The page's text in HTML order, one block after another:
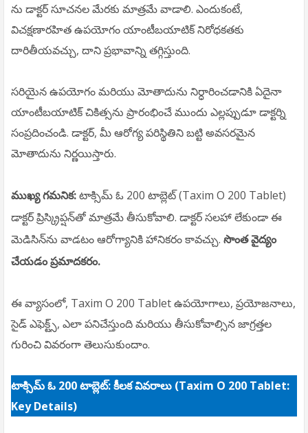
ను డాక్టర్ సూచనల మేరకు మాత్రమే వాడాలి. ఎందుకంటే,
విచక్షణారహిత ఉపయోగం యాంటీబయాటిక్ నిరోధకతకు
దారితీయవచ్చు, దాని ప్రభావాన్ని తగ్గిస్తుంది.
సరియైన ఉపయోగం మరియు మోతాదును నిర్ధారించడానికి ఏదైనా
యాంటీబయాటిక్ చికిత్సను ప్రారంభించే ముందు ఎల్లప్పుడూ డాక్టర్ని
సంప్రదించండి. డాక్టర్, మీ ఆరోగ్య పరిస్థితిని బట్టి అవసరమైన
మోతాదును నిర్ణయిస్తారు.
ముఖ్య గమనిక:టాక్సిమ్ ఓ 200 టాబ్లెట్ (Taxim O 200 Tablet)
డాక్టర్ ప్రిస్క్రిప్షన్‌తో మాత్రమే తీసుకోవాలి. డాక్టర్ సలహా లేకుండా ఈ
మెడిసిన్‌ను వాడటం ఆరోగ్యానికి హానికరం కావచ్చు. సొంత వైద్యం
చేయడం ప్రమాదకరం.
ఈ వ్యాసంలో, Taxim O 200 Tablet ఉపయోగాలు, ప్రయోజనాలు,
సైడ్ ఎఫెక్ట్స్, ఎలా పనిచేస్తుంది మరియు తీసుకోవాల్సిన జాగ్రత్తల
గురించి వివరంగా తెలుసుకుందాం.
టాక్సిమ్ ఓ 200 టాబ్లెట్: కీలక వివరాలు (Taxim O 200 Tablet:
Key Details)